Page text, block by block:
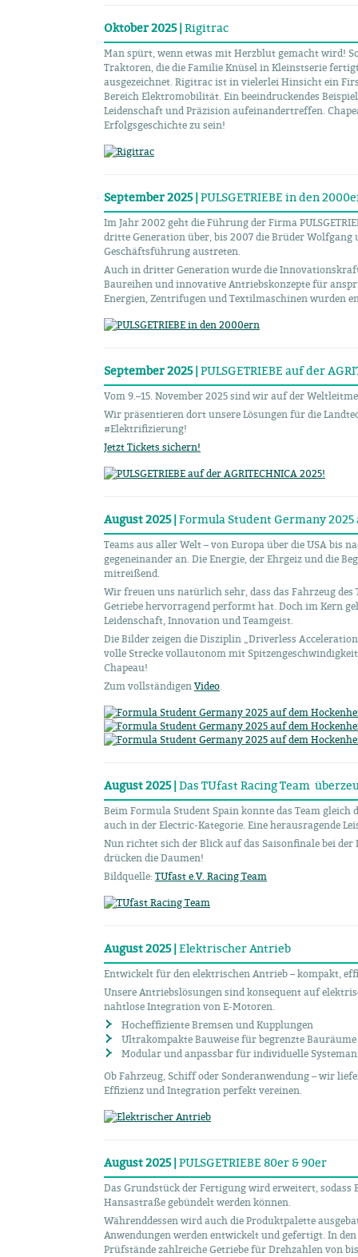
Oktober 2025 | Rigitrac
Man spürt, wenn etwas mit Herzblut gemacht wird!
Traktoren, die die Familie Knüsel in Kleinstserie
ausgezeichnet. Rigitrac ist in vielerlei Hinsicht ein
Bereich Elektromobilität. Ein beeindruckendes
Leidenschaft und Präzision aufeinandertreffen.
Erfolgsgeschichte zu sein!
September 2025 | PULSGETRIEBE in den
Im Jahr 2002 geht die Führung der Firma
dritte Generation über, bis 2007 die Brüder Wolfgang
Geschäftsführung austreten.
Auch in dritter Generation wurde die Innovationskraft
Baureihen und innovative Antriebskonzepte für
Energien, Zentrifugen und Textilmaschinen wurden
September 2025 | PULSGETRIEBE auf der
Vom 9.–15. November 2025 sind wir auf der
Wir präsentieren dort unsere Lösungen für die
#Elektrifizierung!
Jetzt Tickets sichern!
August 2025 | Formula Student Germany
Teams aus aller Welt – von Europa über die USA bis
gegeneinander an. Die Energie, der Ehrgeiz und die
mitreißend.
Wir freuen uns natürlich sehr, dass das Fahrzeug des
Getriebe hervorragend performt hat. Doch im Kern
Leidenschaft, Innovation und Teamgeist.
Die Bilder zeigen die Disziplin „Driverless
volle Strecke vollautonom mit
Chapeau!
Zum vollständigenVideo.
August 2025 | Das TUfast Racing Team
Beim Formula Student Spain konnte das Team
auch in der Electric-Kategorie. Eine herausragende
Nun richtet sich der Blick auf das Saisonfinale bei
drücken die Daumen!
Bildquelle:TUfast e.V. Racing Team
August 2025 | Elektrischer Antrieb
Entwickelt für den elektrischen Antrieb – kompakt,
Unsere Antriebslösungen sind konsequent auf
nahtlose Integration von E-Motoren.
Hocheffiziente Bremsen und Kupplungen
Ultrakompakte Bauweise für begrenzte Bauräume
Modular und anpassbar für individuelle
Ob Fahrzeug, Schiff oder Sonderanwendung – wir
Effizienz und Integration perfekt vereinen.
August 2025 | PULSGETRIEBE 80er & 90er
Das Grundstück der Fertigung wird erweitert,
Hansastraße gebündelt werden können.
Währenddessen wird auch die Produktpalette
Anwendungen werden entwickelt und gefertigt. In
Prüfstände zahlreiche Getriebe für Drehzahlen von